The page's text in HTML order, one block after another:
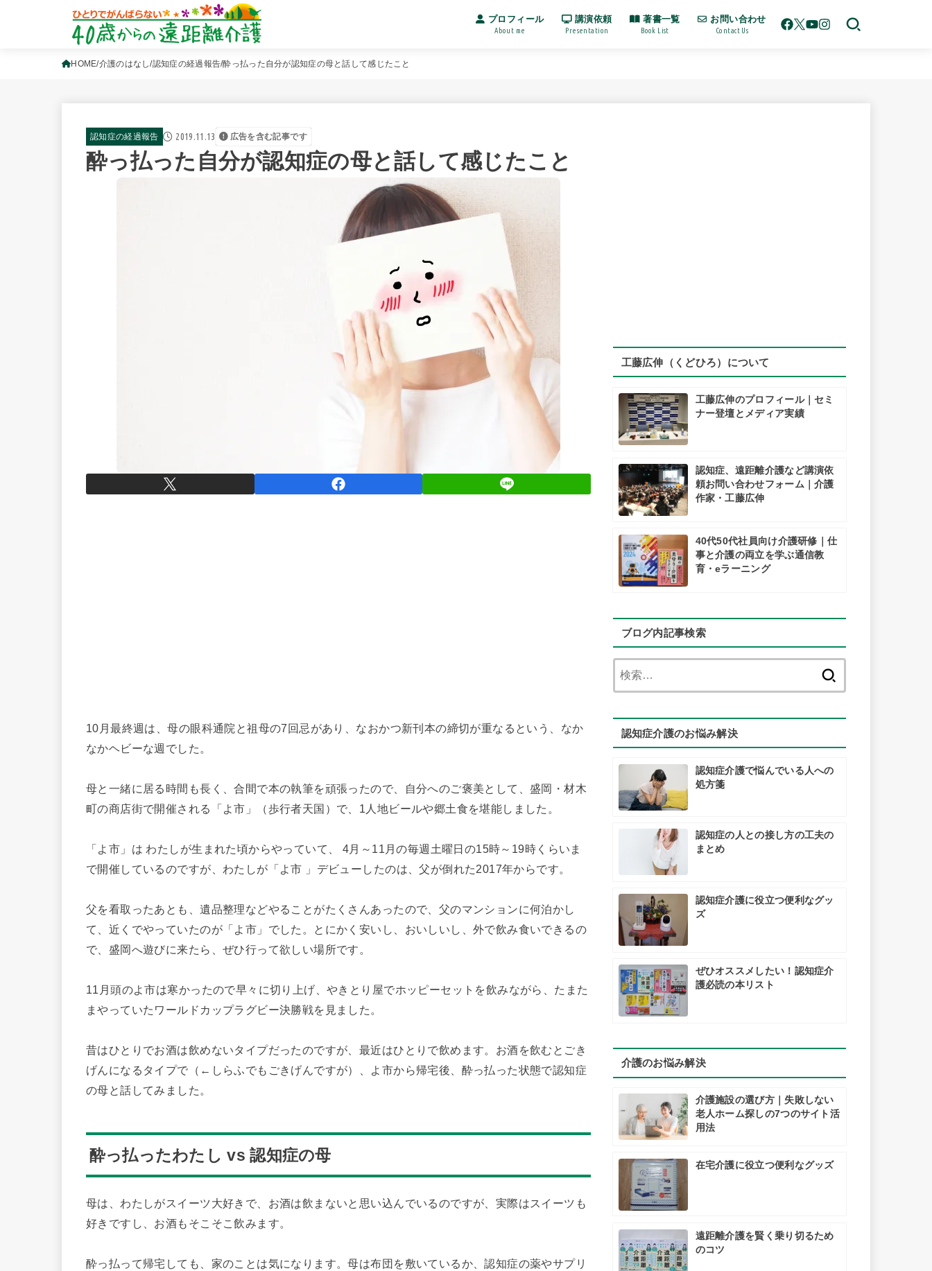
プロフィール
About me
講演依頼
Presentation
著書一覧
Book List
お問い合わせ
Contact Us
HOME 介護のはなし 認知症の経過報告 酔っ払った自分が認知症の母と話して感じたこと
認知症の経過報告 2019.11.13 広告を含む記事です
酔っ払った自分が認知症の母と話して感じたこと
10月最終週は、母の眼科通院と祖母の7回忌があり、なおかつ新刊本の締切が重なるという、なか
なかヘビーな週でした。
母と一緒に居る時間も長く、合間で本の執筆を頑張ったので、自分へのご褒美として、盛岡・材木
町の商店街で開催される「よ市」（歩行者天国）で、1人地ビールや郷土食を堪能しました。
「よ市」は わたしが生まれた頃からやっていて、 4月～11月の毎週土曜日の15時～19時くらいま
で開催しているのですが、わたしが「よ市 」デビューしたのは、父が倒れた2017年からです。
父を看取ったあとも、遺品整理などやることがたくさんあったので、父のマンションに何泊かし
て、近くでやっていたのが「よ市」でした。とにかく安いし、おいしいし、外で飲み食いできるの
で、盛岡へ遊びに来たら、ぜひ行って欲しい場所です。
11月頭のよ市は寒かったので早々に切り上げ、やきとり屋でホッピーセットを飲みながら、たまた
まやっていたワールドカップラグビー決勝戦を見ました。
昔はひとりでお酒は飲めないタイプだったのですが、最近はひとりで飲めます。お酒を飲むとごき
げんになるタイプで（←しらふでもごきげんですが）、よ市から帰宅後、酔っ払った状態で認知症
の母と話してみました。
酔っ払ったわたし vs 認知症の母
母は、わたしがスイーツ大好きで、お酒は飲まないと思い込んでいるのですが、実際はスイーツも
好きですし、お酒もそこそこ飲みます。
酔っ払って帰宅しても、家のことは気になります。母は布団を敷いているか、認知症の薬やサプリ
工藤広伸（くどひろ）について
工藤広伸のプロフィール｜セミ
ナー登壇とメディア実績
認知症、遠距離介護など講演依
頼お問い合わせフォーム｜介護
作家・工藤広伸
40代50代社員向け介護研修｜仕
事と介護の両立を学ぶ通信教
育・eラーニング
ブログ内記事検索
認知症介護のお悩み解決
認知症介護で悩んでいる人への
処方箋
認知症の人との接し方の工夫の
まとめ
認知症介護に役立つ便利なグッ
ズ
ぜひオススメしたい！認知症介
護必読の本リスト
介護のお悩み解決
介護施設の選び方｜失敗しない
老人ホーム探しの7つのサイト活
用法
在宅介護に役立つ便利なグッズ
遠距離介護を賢く乗り切るため
のコツ